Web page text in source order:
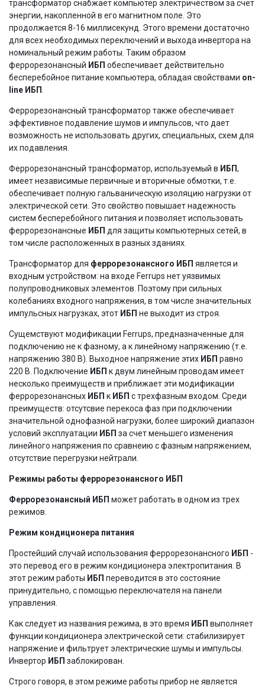
трансформатор снабжает компьютер электричеством за счет
энергии, накопленной в его магнитном поле. Это
продолжается 8-16 миллисекунд. Этого времени достаточно
для всех необходимых переключений и выхода инвертора на
номинальный режим работы. Таким образом
феррорезонансный ИБП обеспечивает действительно
бесперебойное питание компьютера, обладая свойствами on-
line ИБП
Феррорезонансный трансформатор также обеспечивает
эффективное подавление шумов и импульсов, что дает
возможность не использовать других, специальных, схем для
их подавления.
Феррорезонансный трансформатор, используемый в ИБП,
имеет независимые первичные и вторичные обмотки, т.е.
обеспечивает полную гальваническую изоляцию нагрузки от
электрической сети. Это свойство повышает надежность
систем бесперебойного питания и позволяет использовать
феррорезонансные ИБП для защиты компьютерных сетей, в
том числе расположенных в разных зданиях.
Трансформатор для феррорезонансного ИБП является и
входным устройством: на входе Ferrups нет уязвимых
полупроводниковых элементов. Поэтому при сильных
колебаниях входного напряжения, в том числе значительных
импульсных нагрузках, этот ИБП не выходит из строя.
Сущемствуют модификации Ferrups, предназначенные для
подключению не к фазному, а к линейному напряжению (т.е.
напряжению 380 В). Выходное напряжение этих ИБП равно
220 В. Подключение ИБП к двум линейным проводам имеет
несколько преимуществ и приближает эти модификации
феррорезонансных ИБП к ИБП с трехфазным входом. Среди
преимуществ: отсутсвие перекоса фаз при подключении
значительной однофазной нагрузки, более широкий диапазон
условий эксплуатации ИБП за счет меньшего изменения
линейного напряжения по сравнеию с фазным напряжением,
отсутствие перегрузки нейтрали.
Режимы работы феррорезонансного ИБП
Феррорезонансный ИБП может работать в одном из трех
режимов.
Режим кондиционера питания
Простейший случай использования феррорезонансного ИБП -
это перевод его в режим кондиционера электропитания. В
этот режим работы ИБП переводится в это состояние
принудительно, с помощью переключателя на панели
управления.
Как следует из названия режима, в это время ИБП выполняет
функции кондиционера электрической сети: стабилизирует
напряжение и фильтрует электрические шумы и импульсы.
Инвертор ИБП заблокирован.
Строго говоря, в этом режиме работы прибор не является